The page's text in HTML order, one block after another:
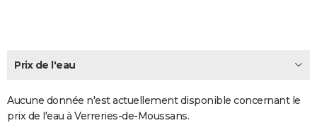
CARTE DE VOEUX
Prix de l'eau
Aucune donnée n'est actuellement disponible concernant le
prix de l'eau à Verreries-de-Moussans.